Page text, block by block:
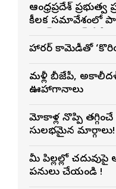
ఆంధ్రప్రదేశ్
కీలక సమావేశంలో
శాఖల అధికారులు
హారర్ కామెడీతో
మళ్లీ బీజేపీ,
ఊహాగానాలు
మోకాళ్ల నొప్పి
సులభమైన మార్గాలు!
మీ పిల్లల్లో
పనులు చేయండి !